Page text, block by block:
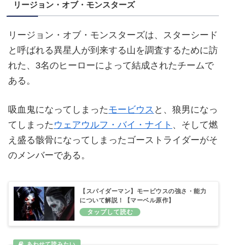
リージョン・オブ・モンスターズ
リージョン・オブ・モンスターズは、スターシード
と呼ばれる異星人が到来する山を調査するために訪
れた、3名のヒーローによって結成されたチームで
ある。
吸血鬼になってしまったモービウス と、狼男になっ
てしまった ウェアウルフ・バイ・ナイト 、そして燃
え盛る骸骨になってしまったゴーストライダーがそ
のメンバーである。
【スパイダーマン】モービウスの強さ・能力
について解説！【マーベル原作】